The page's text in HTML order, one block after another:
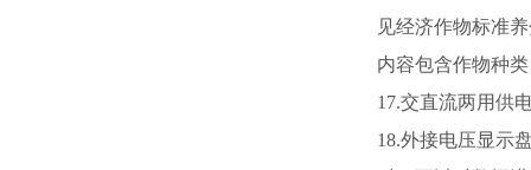
见经济作物标准
内容包含作物种
17.交直流两用供
18.外接电压显示